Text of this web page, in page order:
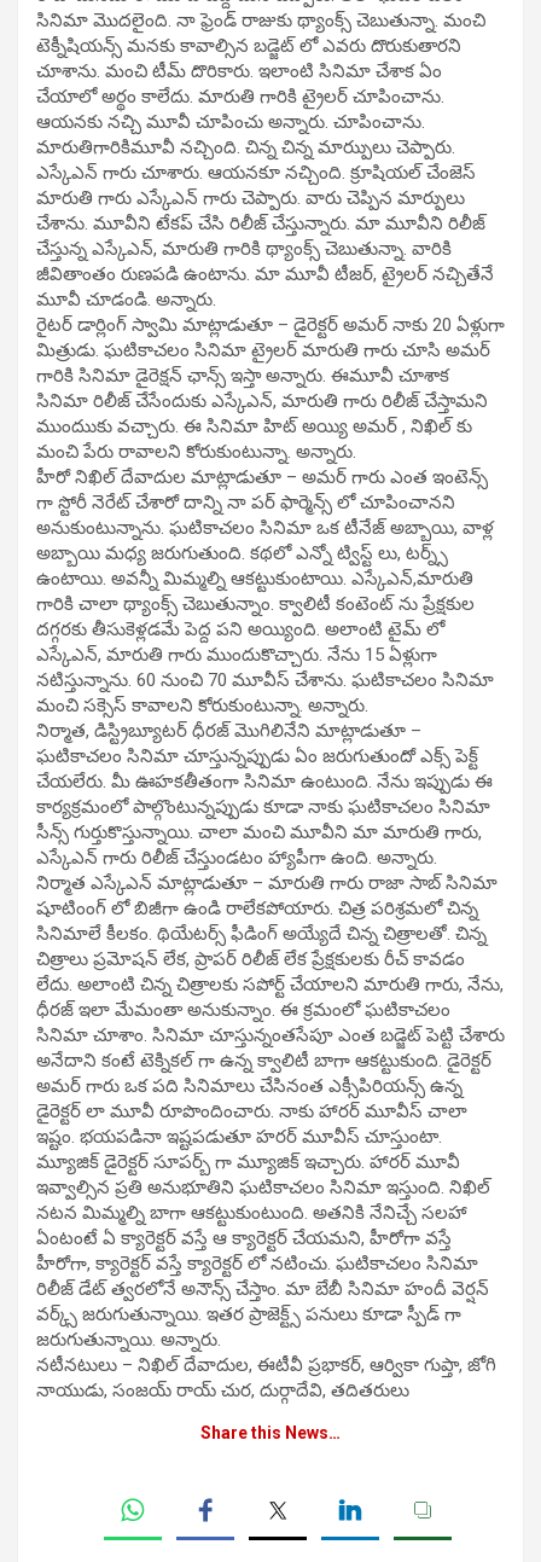
సినిమా మొదలైంది. నా ఫ్రెండ్ రాజుకు థ్యాంక్స్ చెబుతున్నా. మంచి
టెక్నీషియన్స్ మనకు కావాల్సిన బడ్జెట్ లో ఎవరు దొరుకుతారని
చూశాను. మంచి టీమ్ దొరికారు. ఇలాంటి సినిమా చేశాక ఏం
చేయాలో అర్థం కాలేదు. మారుతి గారికి ట్రైలర్ చూపించాను.
ఆయనకు నచ్చి మూవీ చూపించు అన్నారు. చూపించాను.
మారుతిగారికిమూవీ నచ్చింది. చిన్న చిన్న మార్పుులు చెప్పారు.
ఎస్కేఎన్ గారు చూశారు. ఆయనకూ నచ్చింది. క్రూషియల్ చేంజెస్
మారుతి గారు ఎస్కేఎన్ గారు చెప్పారు. వారు చెప్పిన మార్పులు
చేశాను. మూవీని టేకప్ చేసి రిలీజ్ చేస్తున్నారు. మా మూవీని రిలీజ్
చేస్తున్న ఎస్కేఎన్, మారుతి గారికి థ్యాంక్స్ చెబుతున్నా. వారికి
జీవితాంతం రుణపడి ఉంటాను. మా మూవీ టీజర్, ట్రైలర్ నచ్చితేనే
మూవీ చూడండి. అన్నారు.
రైటర్ డార్లింగ్ స్వామి మాట్లాడుతూ – డైరెక్టర్ అమర్ నాకు 20 ఏళ్లుగా
మిత్రుడు. ఘటికాచలం సినిమా ట్రైలర్ మారుతి గారు చూసి అమర్
గారికి సినిమా డైరెక్షన్ ఛాన్స్ ఇస్తా అన్నారు. ఈమూవీ చూశాక
సినిమా రిలీజ్ చేసేందుకు ఎస్కేఎన్, మారుతి గారు రిలీజ్ చేస్తామని
ముందుుకు వచ్చారు. ఈ సినిమా హిట్ అయ్యి అమర్ , నిఖిల్ కు
మంచి పేరు రావాలని కోరుకుంటున్నా. అన్నారు.
హీరో నిఖిల్ దేవాదుల మాట్లాడుతూ – అమర్ గారు ఎంత ఇంటెన్స్
గా స్టోరీ నెరేట్ చేశారో దాన్ని నా పర్ ఫార్మెన్స్ లో చూపించానని
అనుకుంటున్నాను. ఘటికాచలం సినిమా ఒక టీనేజ్ అబ్బాయి, వాళ్ల
అబ్బాయి మధ్య జరుగుతుంది. కథలో ఎన్నో ట్విస్ట్ లు, టర్న్స్
ఉంటాయి. అవన్నీ మిమ్మల్ని ఆకట్టుకుంటాయి. ఎస్కేఎన్,మారుతి
గారికి చాలా థ్యాంక్స్ చెబుతున్నాం. క్వాలిటీ కంటెంట్ ను ప్రేక్షకుల
దగ్గరకు తీసుకెళ్లడమే పెద్ద పని అయ్యింది. అలాంటి టైమ్ లో
ఎస్కేఎన్, మారుతి గారు ముందుకొచ్చారు. నేను 15 ఏళ్లుగా
నటిస్తున్నాను. 60 నుంచి 70 మూవీస్ చేశాను. ఘటికాచలం సినిమా
మంచి సక్సెస్ కావాలని కోరుకుంటున్నా. అన్నారు.
నిర్మాత, డిస్ట్రిబ్యూటర్ ధీరజ్ మొగిలినేని మాట్లాడుతూ –
ఘటికాచలం సినిమా చూస్తున్నప్పుడు ఏం జరుగుతుందో ఎక్స్ పెక్ట్
చేయలేరు. మీ ఊహకతీతంగా సినిమా ఉంటుంది. నేను ఇప్పుడు ఈ
కార్యక్రమంలో పాల్గొంటున్నప్పుడు కూడా నాకు ఘటికాచలం సినిమా
సీన్స్ గుర్తుకొస్తున్నాయి. చాలా మంచి మూవీని మా మారుతి గారు,
ఎస్కేఎన్ గారు రిలీజ్ చేస్తుండటం హ్యాపీగా ఉంది. అన్నారు.
నిర్మాత ఎస్కేఎన్ మాట్లాడుతూ – మారుతి గారు రాజా సాబ్ సినిమా
షూటింంగ్ లో బిజీగా ఉండి రాలేకపోయారు. చిత్ర పరిశ్రమలో చిన్న
సినిమాలే కీలకం. థియేటర్స్ ఫీడింగ్ అయ్యేదే చిన్న చిత్రాలతో. చిన్న
చిత్రాలు ప్రమోషన్ లేక, ప్రాపర్ రిలీజ్ లేక ప్రేక్షకులకు రీచ్ కావడం
లేదు. అలాంటి చిన్న చిత్రాలకు సపోర్ట్ చేయాలని మారుతి గారు, నేను,
ధీరజ్ ఇలా మేమంతా అనుకున్నాం. ఈ క్రమంలో ఘటికాచలం
సినిమా చూశాం. సినిమా చూస్తున్నంతసేపూ ఎంత బడ్జెట్ పెట్టి చేశారు
అనేదాని కంటే టెక్నికల్ గా ఉన్న క్వాలిటీ బాగా ఆకట్టుకుంది. డైరెక్టర్
అమర్ గారు ఒక పది సినిమాలు చేసినంత ఎక్సీపిరియన్స్ ఉన్న
డైరెక్టర్ లా మూవీ రూపొందించారు. నాకు హారర్ మూవీస్ చాలా
ఇష్టం. భయపడినా ఇష్టపడుతూ హరర్ మూవీస్ చూస్తుంటా.
మ్యూజిక్ డైరెక్టర్ సూపర్బ్ గా మ్యూజిక్ ఇచ్చారు. హారర్ మూవీ
ఇవ్వాల్సిన ప్రతి అనుభూతిని ఘటికాచలం సినిమా ఇస్తుంది. నిఖిల్
నటన మిమ్మల్ని బాగా ఆకట్టుకుంటుంది. అతనికి నేనిచ్చే సలహా
ఏంటంటే ఏ క్యారెక్టర్ వస్తే ఆ క్యారెక్టర్ చేయమని, హీరోగా వస్తే
హీరోగా, క్యారెక్టర్ వస్తే క్యారెక్టర్ లో నటించు. ఘటికాచలం సినిమా
రిలీజ్ డేట్ త్వరలోనే అనౌన్స్ చేస్తాం. మా బేబీ సినిమా హందీ వెర్షన్
వర్క్స్ జరుగుతున్నాయి. ఇతర ప్రాజెక్ట్స్ పనులు కూడా స్పీడ్ గా
జరుగుతున్నాయి. అన్నారు.
నటీనటులు – నిఖిల్ దేవాదుల, ఈటీవీ ప్రభాకర్, ఆర్వికా గుప్తా, జోగి
నాయుడు, సంజయ్ రాయ్ చుర, దుర్గాదేవి, తదితరులు
Share this News…